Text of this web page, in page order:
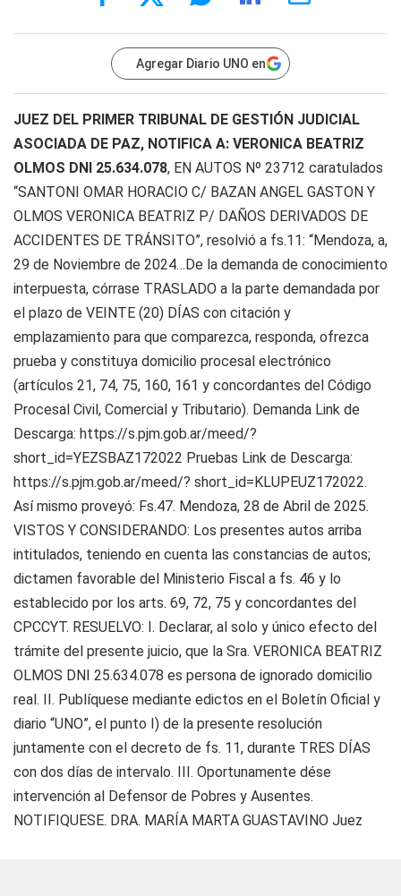
Agregar Diario UNO en
JUEZ DEL PRIMER TRIBUNAL DE GESTIÓN JUDICIAL
ASOCIADA DE PAZ, NOTIFICA A: VERONICA BEATRIZ
OLMOS DNI 25.634.078, EN AUTOS Nº 23712 caratulados
“SANTONI OMAR HORACIO C/ BAZAN ANGEL GASTON Y
OLMOS VERONICA BEATRIZ P/ DAÑOS DERIVADOS DE
ACCIDENTES DE TRÁNSITO”, resolvió a fs.11: “Mendoza, a,
29 de Noviembre de 2024…De la demanda de conocimiento
interpuesta, córrase TRASLADO a la parte demandada por
el plazo de VEINTE (20) DÍAS con citación y
emplazamiento para que comparezca, responda, ofrezca
prueba y constituya domicilio procesal electrónico
(artículos 21, 74, 75, 160, 161 y concordantes del Código
Procesal Civil, Comercial y Tributario). Demanda Link de
Descarga: https://s.pjm.gob.ar/meed/?
short_id=YEZSBAZ172022 Pruebas Link de Descarga:
https://s.pjm.gob.ar/meed/? short_id=KLUPEUZ172022.
Así mismo proveyó: Fs.47. Mendoza, 28 de Abril de 2025.
VISTOS Y CONSIDERANDO: Los presentes autos arriba
intitulados, teniendo en cuenta las constancias de autos;
dictamen favorable del Ministerio Fiscal a fs. 46 y lo
establecido por los arts. 69, 72, 75 y concordantes del
CPCCYT. RESUELVO: I. Declarar, al solo y único efecto del
trámite del presente juicio, que la Sra. VERONICA BEATRIZ
OLMOS DNI 25.634.078 es persona de ignorado domicilio
real. II. Publíquese mediante edictos en el Boletín Oficial y
diario “UNO”, el punto I) de la presente resolución
juntamente con el decreto de fs. 11, durante TRES DÍAS
con dos días de intervalo. III. Oportunamente dése
intervención al Defensor de Pobres y Ausentes.
NOTIFIQUESE. DRA. MARÍA MARTA GUASTAVINO Juez